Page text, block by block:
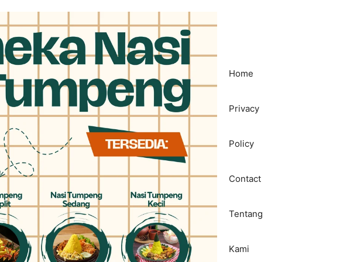
Home
Privacy
Policy
Contact
Tentang
Kami